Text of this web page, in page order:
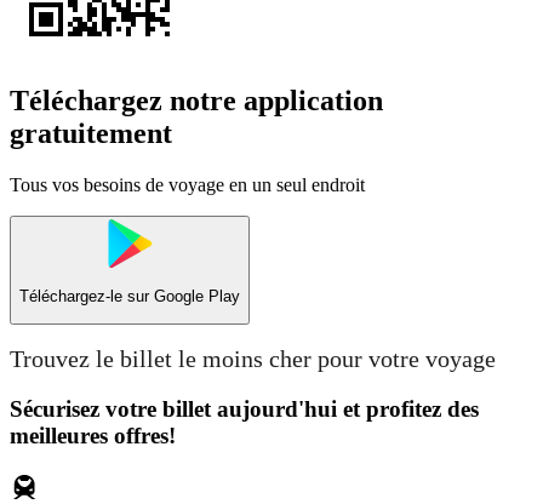
Téléchargez notre application
gratuitement
Tous vos besoins de voyage en un seul endroit
Téléchargez-le sur Google Play
Trouvez le billet le moins cher pour votre voyage
Sécurisez votre billet aujourd'hui et profitez des
meilleures offres!